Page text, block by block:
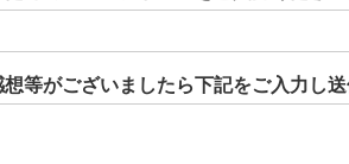
等がございましたら下記をご入力し送